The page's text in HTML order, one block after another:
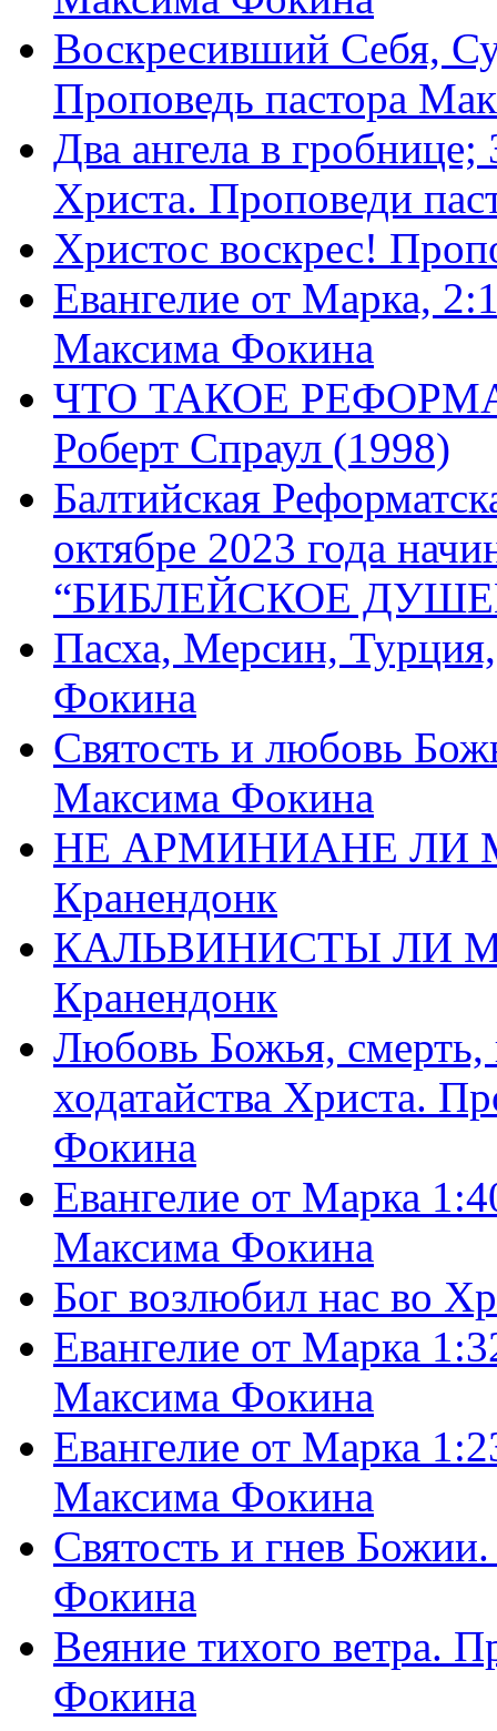
Воскресивший Себя,
Проповедь пастора
Два ангела в
Христа. Проповеди
Христос воскрес!
Евангелие от Марка,
Максима Фокина
ЧТО ТАКОЕ
Роберт Спраул (1998)
Балтийская
октябре 2023 года
“БИБЛЕЙСКОЕ
Пасха, Мерсин,
Фокина
Святость и любовь
Максима Фокина
НЕ АРМИНИАНЕ ЛИ
Кранендонк
КАЛЬВИНИСТЫ ЛИ
Кранендонк
Любовь Божья, смерть,
ходатайства Христа.
Фокина
Евангелие от Марка
Максима Фокина
Бог возлюбил нас во
Евангелие от Марка
Максима Фокина
Евангелие от Марка
Максима Фокина
Святость и гнев
Фокина
Веяние тихого ветра.
Фокина